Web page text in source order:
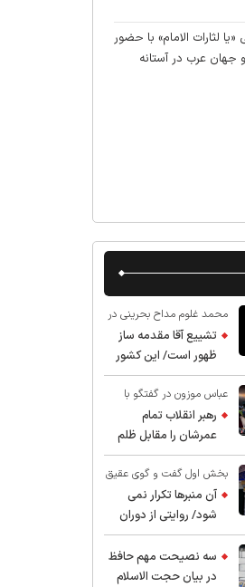
«یا لثارات الامام» با حضور
جهان عرب در آستانه
محمد غلوم مداح بحرینی در
گفت و گو با عقیق:
تشییع آقا مقدمه ساز
ظهور است/ این کشور
صاحب دارد
عباس موزون در گفتگو با
عقیق:رهبر انقلاب تمام
عمرشان را مقابل ظلم
ایستادند پس نباید از
شهادت ایشان شگفت
زده شد
بخش اول گفت و گوی عقیق
با استاد حسین انصاریان:
آن منبرها تکرار نمی
شود/ روایتی از دوران
کودکی و نوجوانی این
واعظ بزرگ و نویسنده و
پژوهشگر جهان اسلام
سه نصیحت مهم حافظ
در بیان حجت الاسلام